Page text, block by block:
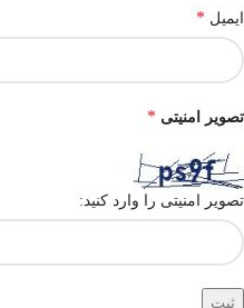
ایمیل *
تصویر امنیتی *
تصویر امنیتی را وارد کنید: